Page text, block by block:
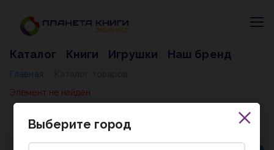
Каталог Книги Игрушки Наш бренд
Главная
Элемент не найден
Выберите город